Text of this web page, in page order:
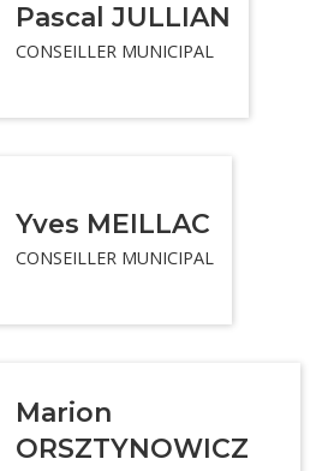
Pascal JULLIAN
CONSEILLER MUNICIPAL
Yves MEILLAC
CONSEILLER MUNICIPAL
Marion
ORSZTYNOWICZ